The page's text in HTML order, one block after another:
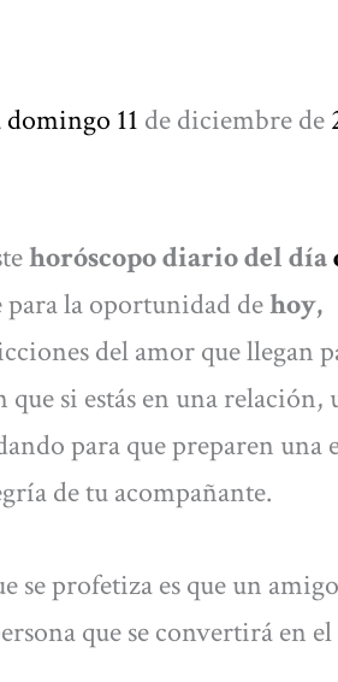
domingo 11 de diciembre de
horóscopo diario del día
para la oportunidad dehoy,
del amor que llegan
si estás en una relación,
para que preparen una
de tu acompañante.
se profetiza es que un
que se convertirá en